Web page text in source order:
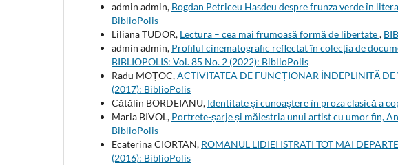
admin admin, Bogdan Petriceu Hasdeu despre frunza verde în
BiblioPolis
Liliana TUDOR, Lectura – cea mai frumoasă formă de libertate,
admin admin, Profilul cinematografic reflectat în colecția de
BIBLIOPOLIS: Vol. 85 No. 2 (2022): BiblioPolis
Radu MOȚOC,ACTIVITATEA DE FUNCȚIONAR ÎNDEPLINITĂ DE
(2017): BiblioPolis
Cătălin BORDEIANU, Identitate şi cunoaştere în proza clasică a
Maria BIVOL, Portrete-șarje și măiestria unui artist cu umor fin,
BiblioPolis
Ecaterina CIORTAN, ROMANUL LIDIEI ISTRATI TOT MAI
(2016): BiblioPolis